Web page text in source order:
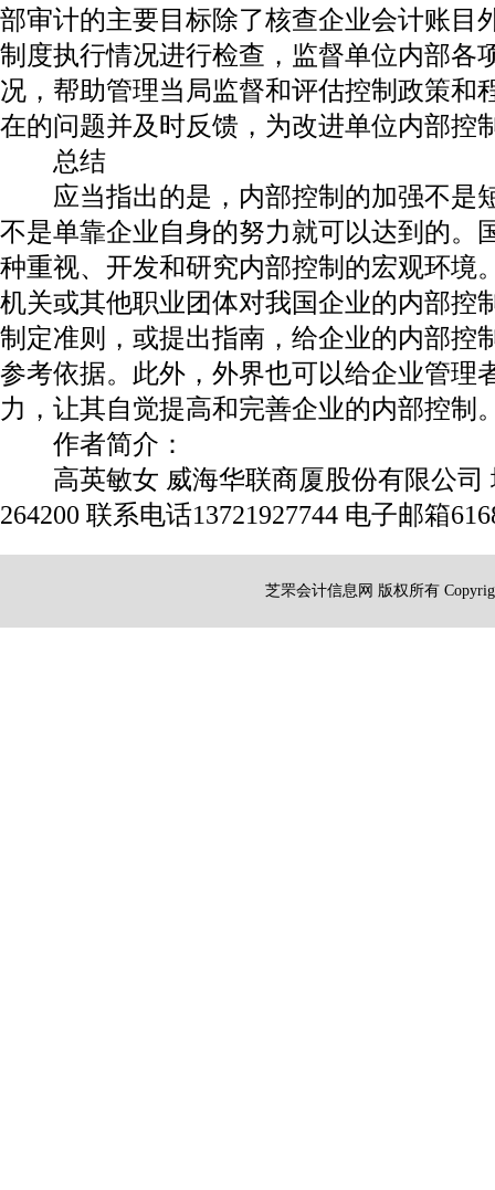
部审计的主要目标除了核查企业会计账目
制度执行情况进行检查，监督单位内部各
况，帮助管理当局监督和评估控制政策和
在的问题并及时反馈，为改进单位内部控
总结
应当指出的是，内部控制的加强不是
不是单靠企业自身的努力就可以达到的。
种重视、开发和研究内部控制的宏观环境
机关或其他职业团体对我国企业的内部控
制定准则，或提出指南，给企业的内部控
参考依据。此外，外界也可以给企业管理
力，让其自觉提高和完善企业的内部控制
作者简介：
高英敏女 威海华联商厦股份有限公司
264200 联系电话13721927744 电子邮箱
芝罘会计信息网 版权所有